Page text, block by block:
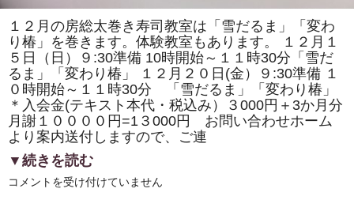
介
や
作
り
方
の
デ
モ
ン
ス
ト
レ
ー
ョ
を
１２月の房総太巻き寿司教室は「雪だるま」「変わ
り椿」を巻きます。体験教室もあります。 １２月１
５日（日）９:30準備 10時開始～１１時30分「雪だ
るま」「変わり椿」 １２月２０日(金）９:30準備 １
０時開始～１１時30分 「雪だるま」「変わり椿」
＊入会金(テキスト本代・税込み）３000円＋3か月分
月謝１００００円=1３000円 お問い合わせホーム
より案内送付しますので、ご連
▼続きを読む
１
コメントを受け付けていません